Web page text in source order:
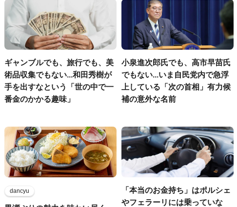
ギャンブルでも、旅行でも、美
術品収集でもない...和田秀樹が
手を出すなという「世の中で一
番金のかかる趣味」
小泉進次郎氏でも、高市早苗氏
でもない...いま自民党内で急浮
上している「次の首相」有力候
補の意外な名前
dancyu
「本当のお金持ち」はポルシェ
やフェラーリには乗っていな